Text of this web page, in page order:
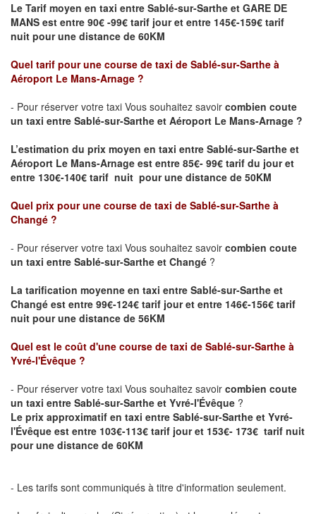
Le Tarif moyen en taxi entre Sablé-sur-Sarthe et GARE DE
MANS est entre 90€ -99€ tarif jour et entre 145€-159€ tarif
nuit pour une distance de 60KM
Quel tarif pour une course de taxi de Sablé-sur-Sarthe à
Aéroport Le Mans-Arnage ?
- Pour réserver votre taxi Vous souhaitez savoir combien coute
un taxi entre Sablé-sur-Sarthe et Aéroport Le Mans-Arnage ?
L’estimation du prix moyen en taxi entre Sablé-sur-Sarthe et
Aéroport Le Mans-Arnage est entre 85€- 99€ tarif du jour et
entre 130€-140€ tarif nuit pour une distance de 50KM
Quel prix pour une course de taxi de Sablé-sur-Sarthe à
Changé ?
- Pour réserver votre taxi Vous souhaitez savoir combien coute
un taxi entre Sablé-sur-Sarthe et Changé ?
La tarification moyenne en taxi entre Sablé-sur-Sarthe et
Changé est entre 99€-124€ tarif jour et entre 146€-156€ tarif
nuit pour une distance de 56KM
Quel est le coût d'une course de taxi de Sablé-sur-Sarthe à
Yvré-l'Évêque ?
- Pour réserver votre taxi Vous souhaitez savoir combien coute
un taxi entre Sablé-sur-Sarthe et Yvré-l'Évêque ?
Le prix approximatif en taxi entre Sablé-sur-Sarthe et Yvré-
l'Évêque est entre 103€-113€ tarif jour et 153€- 173€ tarif nuit
pour une distance de 60KM
- Les tarifs sont communiqués à titre d'information seulement.